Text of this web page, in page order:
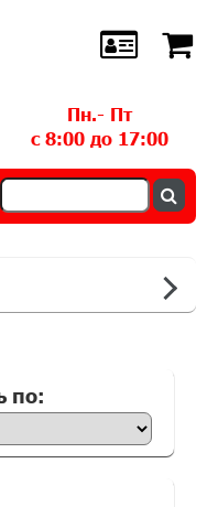
Пн.- Пт
с 8:00 до 17:00
по: